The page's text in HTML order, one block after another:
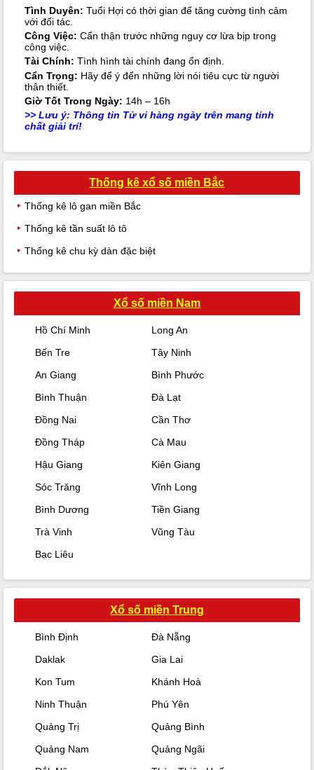
Tình Duyên: Tuổi Hợi có thời gian để tăng cường tình cảm
với đối tác.
Công Việc: Cẩn thận trước những nguy cơ lừa bịp trong
công việc.
Tài Chính: Tình hình tài chính đang ổn định.
Cẩn Trọng: Hãy để ý đến những lời nói tiêu cực từ người
thân thiết.
Giờ Tốt Trong Ngày: 14h – 16h
>> Lưu ý: Thông tin Tử vi hàng ngàytrên mang tính
chất giải trí!
Thống kê xổ số miền Bắc
Thống kê lô gan miền Bắc
Thống kê tần suất lô tô
Thống kê chu kỳ dàn đặc biệt
Xổ số miền Nam
Hồ Chí Minh
Long An
Bến Tre
Tây Ninh
An Giang
Bình Phước
Bình Thuận
Đà Lạt
Đồng Nai
Cần Thơ
Đồng Tháp
Cà Mau
Hậu Giang
Kiên Giang
Sóc Trăng
Vĩnh Long
Bình Dương
Tiền Giang
Trà Vinh
Vũng Tàu
Bạc Liêu
Xổ số miền Trung
Bình Định
Đà Nẵng
Daklak
Gia Lai
Kon Tum
Khánh Hoà
Ninh Thuận
Phú Yên
Quảng Trị
Quảng Bình
Quảng Nam
Quảng Ngãi